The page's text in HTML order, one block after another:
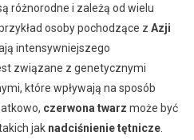
różnorodne i zależą od wielu
osoby pochodzące z Azji
intensywniejszego
związane z genetycznymi
które wpływają na sposób
czerwona twarz może być
jak nadciśnienie tętnicze.